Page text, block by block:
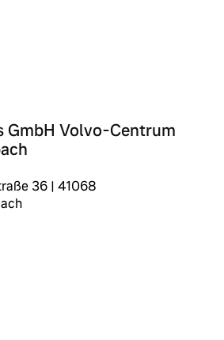
GmbH Volvo-Centrum
36 | 41068